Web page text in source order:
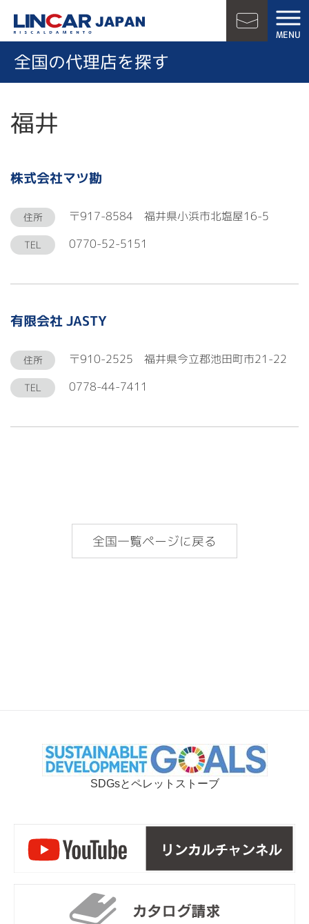
MENU
全国の代理店を探す
福井
株式会社マツ勘
住所 〒917-8584 福井県小浜市北塩屋16-5
TEL 0770-52-5151
有限会社 JASTY
住所 〒910-2525 福井県今立郡池田町市21-22
TEL 0778-44-7411
全国一覧ページに戻る
SDGsとペレットストーブ